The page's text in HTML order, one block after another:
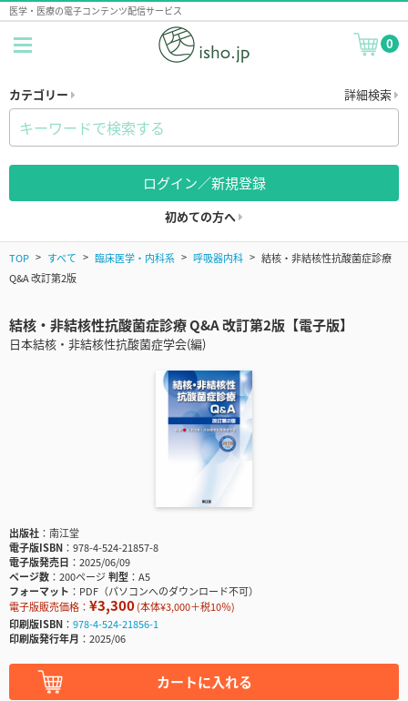
医学・医療の電子コンテンツ配信サービス
0
カテゴリー 詳細検索
ログイン／新規登録
初めての方へ
TOP すべて 臨床医学・内科系 呼吸器内科
結核・非結核性抗酸菌症診療
Q&A 改訂第2版
結核・非結核性抗酸菌症診療 Q&A 改訂第2版【電子版】
日本結核・非結核性抗酸菌症学会(編)
出版社
南江堂
電子版ISBN
978-4-524-21857-8
電子版発売日
2025/06/09
ページ数
200ページ判型
A5
フォーマット
PDF（パソコンへのダウンロード不可）
電子版販売価格： ¥3,300(本体¥3,000＋税10％)
印刷版ISBN
978-4-524-21856-1
印刷版発行年月
2025/06
カートに入れる